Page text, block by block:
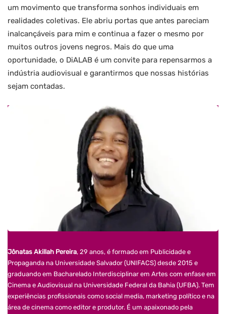
um movimento que transforma sonhos individuais em
realidades coletivas. Ele abriu portas que antes pareciam
inalcançáveis para mim e continua a fazer o mesmo por
muitos outros jovens negros. Mais do que uma
oportunidade, o DiALAB é um convite para repensarmos a
indústria audiovisual e garantirmos que nossas histórias
sejam contadas.
Jônatas Akillah Pereira, 29 anos, é formado em Publicidade e
Propaganda na Universidade Salvador (UNIFACS) desde 2015 e
graduando em Bacharelado Interdisciplinar em Artes com enfase em
Cinema e Audiovisual na Universidade Federal da Bahia (UFBA). Tem
experiências profissionais como social media, marketing político e na
área de cinema como editor e produtor. É um apaixonado pela